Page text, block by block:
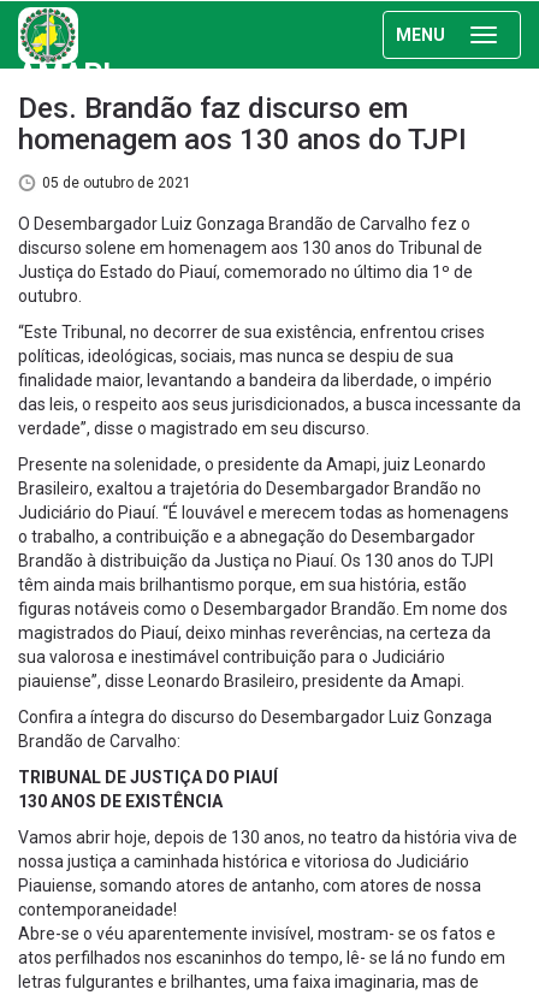
MENU
AMAPI
Des. Brandão faz discurso em
homenagem aos 130 anos do TJPI
05 de outubro de 2021
O Desembargador Luiz Gonzaga Brandão de Carvalho fez o
discurso solene em homenagem aos 130 anos do Tribunal de
Justiça do Estado do Piauí, comemorado no último dia 1º de
outubro.
“Este Tribunal, no decorrer de sua existência, enfrentou crises
políticas, ideológicas, sociais, mas nunca se despiu de sua
finalidade maior, levantando a bandeira da liberdade, o império
das leis, o respeito aos seus jurisdicionados, a busca incessante da
verdade”, disse o magistrado em seu discurso.
Presente na solenidade, o presidente da Amapi, juiz Leonardo
Brasileiro, exaltou a trajetória do Desembargador Brandão no
Judiciário do Piauí. “É louvável e merecem todas as homenagens
o trabalho, a contribuição e a abnegação do Desembargador
Brandão à distribuição da Justiça no Piauí. Os 130 anos do TJPI
têm ainda mais brilhantismo porque, em sua história, estão
figuras notáveis como o Desembargador Brandão. Em nome dos
magistrados do Piauí, deixo minhas reverências, na certeza da
sua valorosa e inestimável contribuição para o Judiciário
piauiense”, disse Leonardo Brasileiro, presidente da Amapi.
Confira a íntegra do discurso do Desembargador Luiz Gonzaga
Brandão de Carvalho:
TRIBUNAL DE JUSTIÇA DO PIAUÍ
130 ANOS DE EXISTÊNCIA
Vamos abrir hoje, depois de 130 anos, no teatro da história viva de
nossa justiça a caminhada histórica e vitoriosa do Judiciário
Piauiense, somando atores de antanho, com atores de nossa
contemporaneidade!
Abre-se o véu aparentemente invisível, mostram- se os fatos e
atos perfilhados nos escaninhos do tempo, lê- se lá no fundo em
letras fulgurantes e brilhantes, uma faixa imaginaria, mas de